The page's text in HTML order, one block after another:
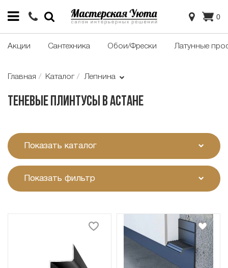
0
Акции Сантехника Обои/Фрески Латунные
Главная Каталог Лепнина
Теневые плинтусы в Астане
Показать каталог
Показать фильтр